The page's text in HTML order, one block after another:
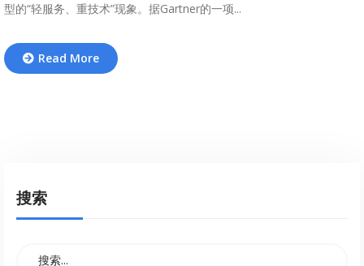
型的“轻服务、重技术”现象。据Gartner的一项...
Read More
搜索